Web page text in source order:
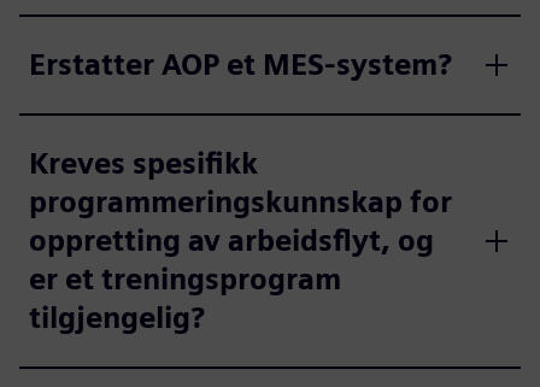
Erstatter AOP et MES-system?
Kreves spesifikk
programmeringskunnskap for
oppretting av arbeidsflyt, og
er et treningsprogram
tilgjengelig?